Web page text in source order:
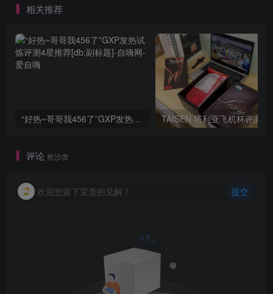
相关推荐
“好热~哥哥我456了”GXP发热试炼评测4星推荐[db:副标题]
评论 抢沙发
欢迎您留下宝贵的见解！ 提交